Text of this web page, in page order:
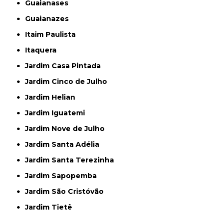
Guaianases
Guaianazes
Itaim Paulista
Itaquera
Jardim Casa Pintada
Jardim Cinco de Julho
Jardim Helian
Jardim Iguatemi
Jardim Nove de Julho
Jardim Santa Adélia
Jardim Santa Terezinha
Jardim Sapopemba
Jardim São Cristóvão
Jardim Tietê